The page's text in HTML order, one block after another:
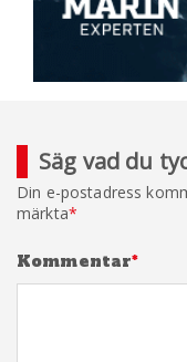
Säg vad du
Din e-postadress
märkta*
Kommentar*